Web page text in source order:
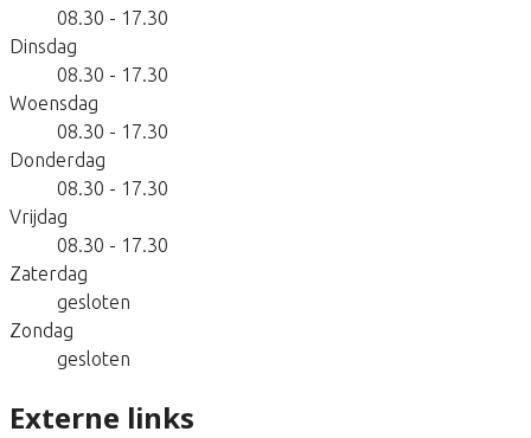
08.30 - 17.30
Dinsdag
08.30 - 17.30
Woensdag
08.30 - 17.30
Donderdag
08.30 - 17.30
Vrijdag
08.30 - 17.30
Zaterdag
gesloten
Zondag
gesloten
Externe links